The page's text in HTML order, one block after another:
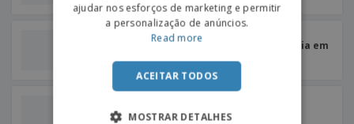
Carregador sem fio em
organizador de secretária em
alumínio
ajudar nos esforços de marketing e permitir
a personalização de anúncios.
Read more
ACEITAR TODOS
MOSTRAR DETALHES